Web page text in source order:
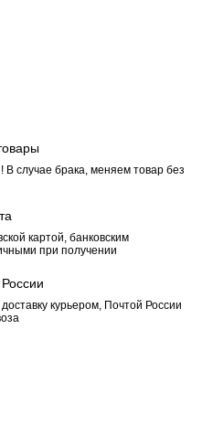
В случае брака, меняем товар без
картой, банковским
при получении
курьером, Почтой России